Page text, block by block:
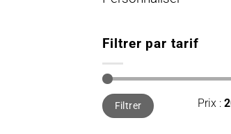
Filtrer par tarif
Prix
min
Prix
maxFiltrer Prix :